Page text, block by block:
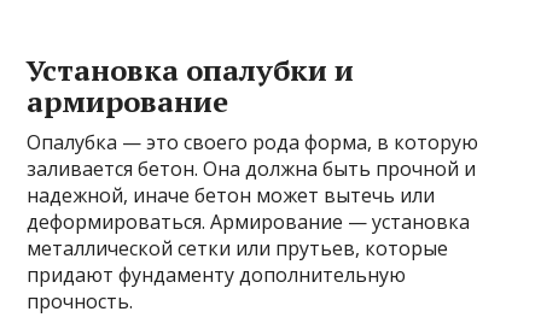
Установка опалубки и
армирование
Опалубка — это своего рода форма, в которую
заливается бетон. Она должна быть прочной и
надежной, иначе бетон может вытечь или
деформироваться. Армирование — установка
металлической сетки или прутьев, которые
придают фундаменту дополнительную
прочность.